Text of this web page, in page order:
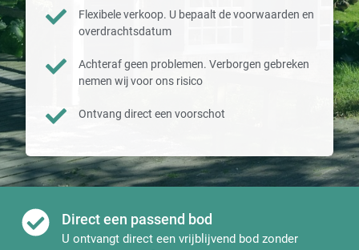
Flexibele verkoop. U bepaalt de voorwaarden en
overdrachtsdatum
Achteraf geen problemen. Verborgen gebreken
nemen wij voor ons risico
Ontvang direct een voorschot
Direct een passend bod
U ontvangt direct een vrijblijvend bod zonder